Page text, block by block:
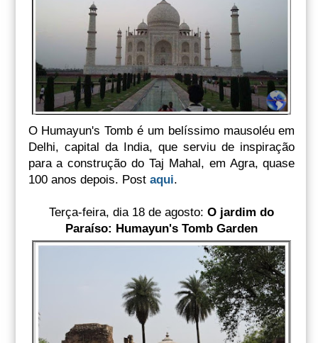
O Humayun's Tomb é um belíssimo mausoléu em
Delhi, capital da India, que serviu de inspiração
para a construção do Taj Mahal, em Agra, quase
100 anos depois. Post aqui.
Terça-feira, dia 18 de agosto: O jardim do
Paraíso: Humayun's Tomb Garden